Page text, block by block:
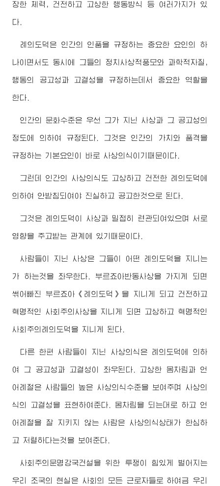
장한 체력, 건전하고 고상한 행동방식 등 여러가지가 있
다.
례의도덕은 인간의 인품을 규정하는 중요한 요인의 하
나이면서도 동시에 그들의 정치사상적풍모와 과학적자질,
행동의 공고성과 고결성을 규정하는데서 중요한 역할을
한다.
인간의 문화수준은 우선 그가 지닌 사상과 그 공고성의
정도에 의하여 규정된다. 그것은 인간의 가치와 품격을
규정하는 기본요인이 바로 사상의식이기때문이다.
그런데 인간의 사상의식도 고상하고 건전한 례의도덕에
의하여 안받침되여야 진실하고 공고한것으로 된다.
그것은 례의도덕이 사상과 밀접히 련관되여있으며 서로
영향을 주고받는 관계에 있기때문이다.
사람들이 지닌 사상은 그들이 어떤 례의도덕을 지니는
가 하는것을 좌우한다. 부르죠아반동사상을 가지게 되면
썪어빠진 부르죠아《례의도덕》을 지니게 되고 건전하고
혁명적인 사회주의사상을 지니게 되면 고상하고 혁명적인
사회주의례의도덕을 지니게 된다.
다른 한편 사람들이 지닌 사상의식은 례의도덕에 의하
여 그 공고성과 고결성이 좌우된다. 고상한 몸차림과 언
어례절은 사람들의 높은 사상의식수준을 보여주며 사상의
식의 고결성을 표현하여준다. 몸차림을 되는대로 하고 언
어례절을 잘 지키지 않는 사람은 사상의식상태가 한심하
고 저렬하다는것을 보여준다.
사회주의문명강국건설을 위한 투쟁이 힘있게 벌어지는
우리 조국의 현실은 사회의 모든 근로자들로 하여금 우리